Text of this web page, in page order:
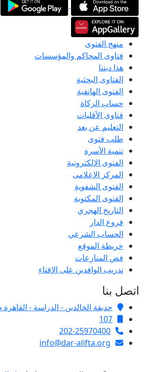
منهج الفتوى
فتاوى المحاكم والمؤسسات
هذا ديننا
الفتاوى البحثية
الفتوى الهاتفية
حساب الزكاة
فتاوى الأقليات
التعليم عن بعد
طلب فتوى
تنمية الأسرة
الفتوى الإلكترونية
المركز الإعلامى
الفتوى الشفوية
الفتوى المكتوبة
التاريخ الهجري
فروع الدار
الحساب الشرعي
خريطة الموقع
فض المنازعات
تدريب الوافدين على الإفتاء
اتصل بنا
حديقة الخالدين - الدراسة - القاهرة
107
202-25970400
info@dar-alifta.org